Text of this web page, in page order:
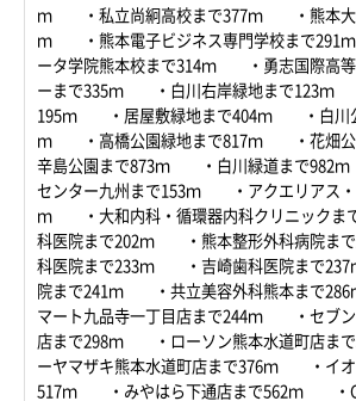
ｍ ・私立尚絅高校まで377ｍ ・熊本大
ｍ ・熊本電子ビジネス専門学校まで291
ータ学院熊本校まで314ｍ ・勇志国際高等
ーまで335ｍ ・白川右岸緑地まで123ｍ
195ｍ ・居屋敷緑地まで404ｍ ・白川
ｍ ・高橋公園緑地まで817ｍ ・花畑
辛島公園まで873ｍ ・白川緑道まで982
センター九州まで153ｍ ・アクエリアス・
ｍ ・大和内科・循環器内科クリニック
科医院まで202ｍ ・熊本整形外科病院
科医院まで233ｍ ・吉崎歯科医院まで
院まで241ｍ ・共立美容外科熊本まで
マート九品寺一丁目店まで244ｍ ・セブン
店まで298ｍ ・ローソン熊本水道町店ま
ーヤマザキ熊本水道町店まで376ｍ ・イオ
517ｍ ・みやはら下通店まで562ｍ ・